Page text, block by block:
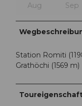
Aug Sep
Station Romiti
Grathöchi (1569 m)